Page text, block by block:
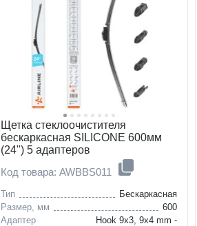
Щетка стеклоочистителя
бескаркасная SILICONE 600мм
(24") 5 адаптеров
Код товара: AWBBS011
Тип
Бескаркасная
Размер, мм
600
Адаптер
Hook 9x3, 9x4 mm -